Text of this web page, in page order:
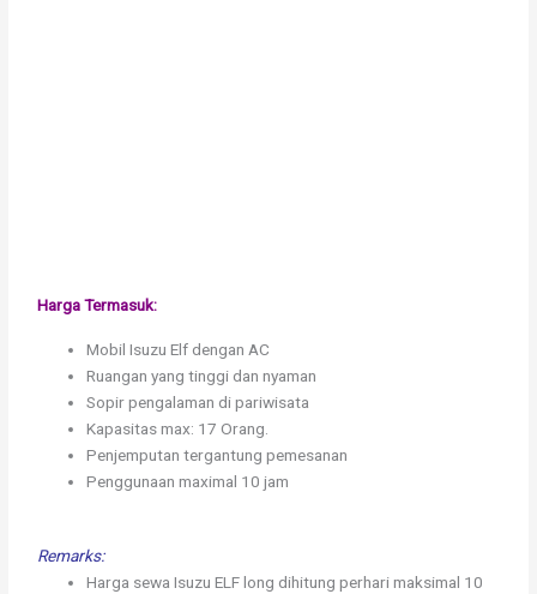
Harga Termasuk:
Mobil Isuzu Elf dengan AC
Ruangan yang tinggi dan nyaman
Sopir pengalaman di pariwisata
Kapasitas max: 17 Orang.
Penjemputan tergantung pemesanan
Penggunaan maximal 10 jam
Remarks:
Harga sewa Isuzu ELF long dihitung perhari maksimal 10